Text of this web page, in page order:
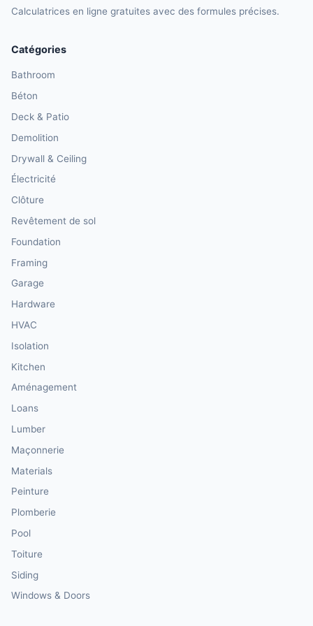
Calculatrices en ligne gratuites avec des formules précises.
Catégories
Bathroom
Béton
Deck & Patio
Demolition
Drywall & Ceiling
Électricité
Clôture
Revêtement de sol
Foundation
Framing
Garage
Hardware
HVAC
Isolation
Kitchen
Aménagement
Loans
Lumber
Maçonnerie
Materials
Peinture
Plomberie
Pool
Toiture
Siding
Windows & Doors